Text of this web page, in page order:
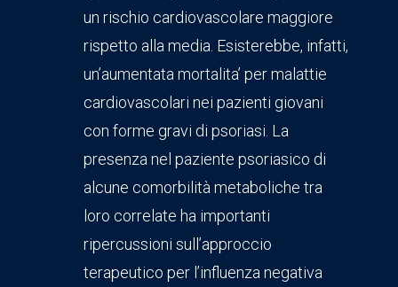
un rischio cardiovascolare maggiore
rispetto alla media. Esisterebbe, infatti,
un’aumentata mortalita’ per malattie
cardiovascolari nei pazienti giovani
con forme gravi di psoriasi. La
presenza nel paziente psoriasico di
alcune comorbilità metaboliche tra
loro correlate ha importanti
ripercussioni sull’approccio
terapeutico per l’influenza negativa